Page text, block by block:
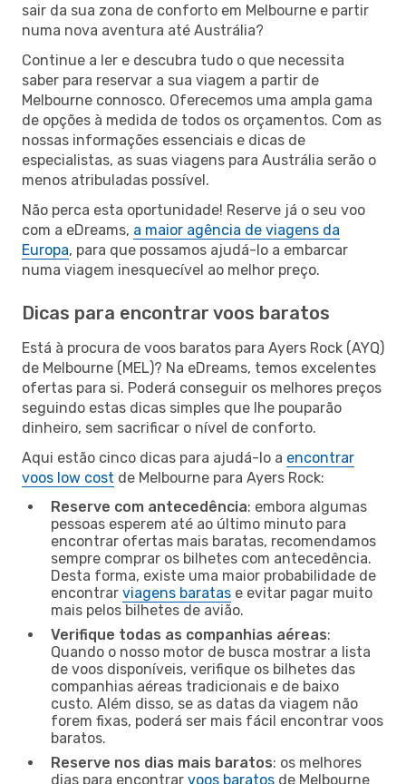
sair da sua zona de conforto em Melbourne e partir
numa nova aventura até Austrália?
Continue a ler e descubra tudo o que necessita
saber para reservar a sua viagem a partir de
Melbourne connosco. Oferecemos uma ampla gama
de opções à medida de todos os orçamentos. Com as
nossas informações essenciais e dicas de
especialistas, as suas viagens para Austrália serão o
menos atribuladas possível.
Não perca esta oportunidade! Reserve já o seu voo
com a eDreams, a maior agência de viagens da
Europa, para que possamos ajudá-lo a embarcar
numa viagem inesquecível ao melhor preço.
Dicas para encontrar voos baratos
Está à procura de voos baratos para Ayers Rock (AYQ)
de Melbourne (MEL)? Na eDreams, temos excelentes
ofertas para si. Poderá conseguir os melhores preços
seguindo estas dicas simples que lhe pouparão
dinheiro, sem sacrificar o nível de conforto.
Aqui estão cinco dicas para ajudá-lo a encontrar
voos low cost de Melbourne para Ayers Rock:
Reserve com antecedência: embora algumas
pessoas esperem até ao último minuto para
encontrar ofertas mais baratas, recomendamos
sempre comprar os bilhetes com antecedência.
Desta forma, existe uma maior probabilidade de
encontrar viagens baratas e evitar pagar muito
mais pelos bilhetes de avião.
Verifique todas as companhias aéreas:
Quando o nosso motor de busca mostrar a lista
de voos disponíveis, verifique os bilhetes das
companhias aéreas tradicionais e de baixo
custo. Além disso, se as datas da viagem não
forem fixas, poderá ser mais fácil encontrar voos
baratos.
Reserve nos dias mais baratos: os melhores
dias para encontrar voos baratos de Melbourne